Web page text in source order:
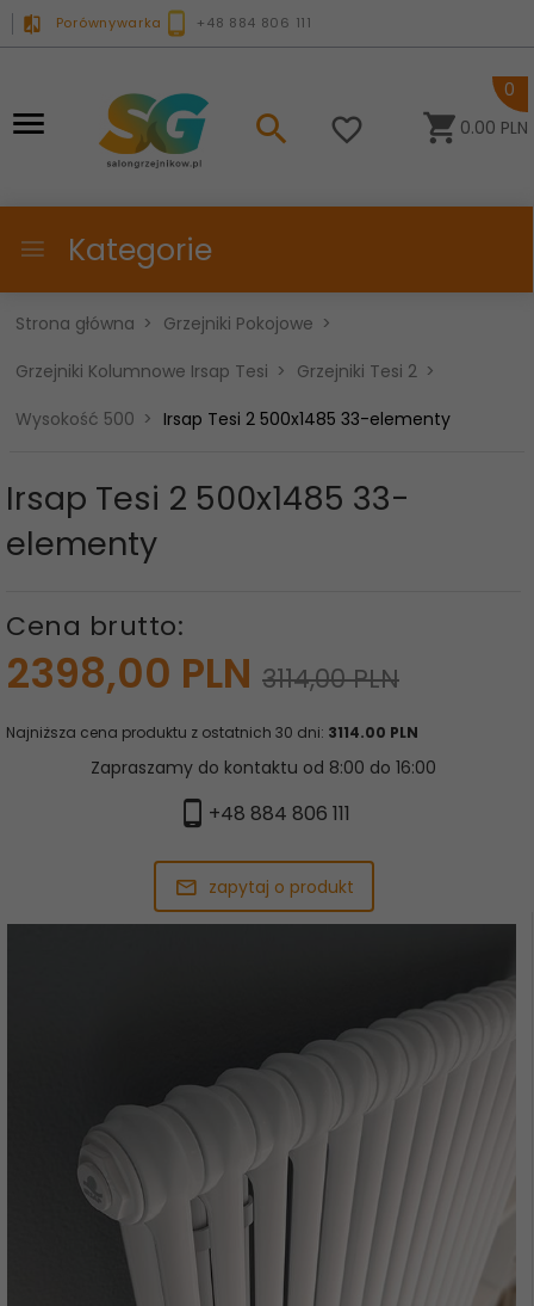
Porównywarka +48 884 806 111
0.00 PLN
0
Kategorie
Strona główna
Grzejniki Pokojowe
Grzejniki Kolumnowe Irsap Tesi
Grzejniki Tesi 2
Wysokość 500
Irsap Tesi 2 500x1485 33-elementy
Irsap Tesi 2 500x1485 33-
elementy
Cena brutto:
2398,00 PLN 3114,00 PLN
Najniższa cena produktu z ostatnich 30 dni: 3114.00 PLN
Zapraszamy do kontaktu od 8:00 do 16:00
+48 884 806 111
zapytaj o produkt